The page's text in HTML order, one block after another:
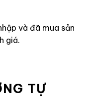
và đã mua sản
giá.
TỰ